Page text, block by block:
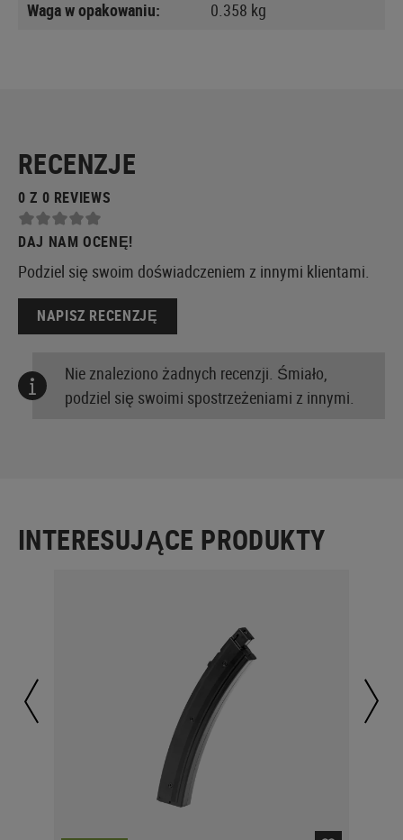
Waga w opakowaniu: 0.358 kg
RECENZJE
0 Z 0 REVIEWS
DAJ NAM OCENĘ!
Podziel się swoim doświadczeniem z innymi klientami.
NAPISZ RECENZJĘ
Nie znaleziono żadnych recenzji. Śmiało,
podziel się swoimi spostrzeżeniami z innymi.
INTERESUJĄCE PRODUKTY